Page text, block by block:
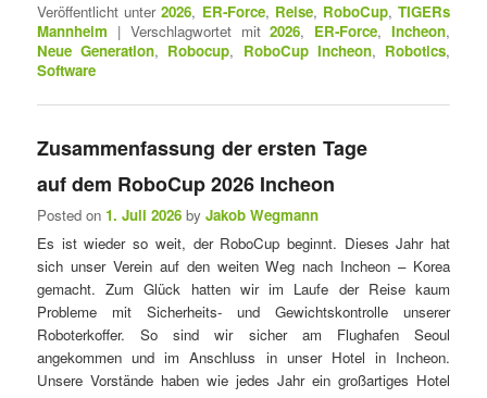
Veröffentlicht unter 2026, ER-Force, Reise, RoboCup, TIGERs
Mannheim | Verschlagwortet mit 2026, ER-Force,Incheon,
Neue Generation, Robocup, RoboCup Incheon, Robotics,
Software
Zusammenfassung der ersten Tage
auf dem RoboCup 2026 Incheon
Posted on1. Juli 2026 byJakob Wegmann
Es ist wieder so weit, der RoboCup beginnt. Dieses Jahr hat
sich unser Verein auf den weiten Weg nach Incheon – Korea
gemacht. Zum Glück hatten wir im Laufe der Reise kaum
Probleme mit Sicherheits- und Gewichtskontrolle unserer
Roboterkoffer. So sind wir sicher am Flughafen Seoul
angekommen und im Anschluss in unser Hotel in Incheon.
Unsere Vorstände haben wie jedes Jahr ein großartiges Hotel